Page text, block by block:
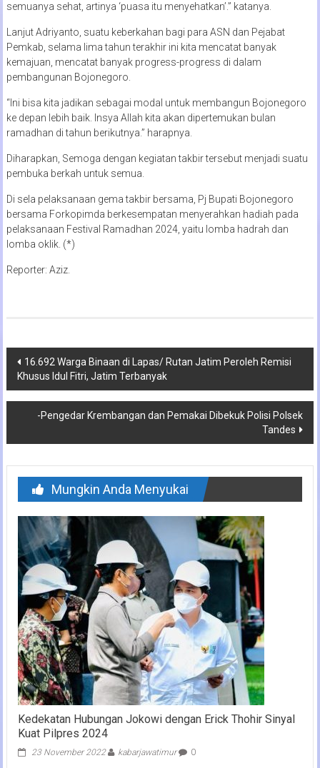
semuanya sehat, artinya ‘puasa itu menyehatkan’.” katanya.
Lanjut Adriyanto, suatu keberkahan bagi para ASN dan Pejabat
Pemkab, selama lima tahun terakhir ini kita mencatat banyak
kemajuan, mencatat banyak progress-progress di dalam
pembangunan Bojonegoro.
“Ini bisa kita jadikan sebagai modal untuk membangun Bojonegoro
ke depan lebih baik. Insya Allah kita akan dipertemukan bulan
ramadhan di tahun berikutnya.” harapnya.
Diharapkan, Semoga dengan kegiatan takbir tersebut menjadi suatu
pembuka berkah untuk semua.
Di sela pelaksanaan gema takbir bersama, Pj Bupati Bojonegoro
bersama Forkopimda berkesempatan menyerahkan hadiah pada
pelaksanaan Festival Ramadhan 2024, yaitu lomba hadrah dan
lomba oklik. (*)
Reporter: Aziz.
Navigasi
pos
16.692 Warga Binaan di Lapas/ Rutan Jatim Peroleh Remisi
Khusus Idul Fitri, Jatim Terbanyak
-Pengedar Krembangan dan Pemakai Dibekuk Polisi Polsek
Tandes
Mungkin Anda Menyukai
Kedekatan Hubungan Jokowi dengan Erick Thohir Sinyal
Kuat Pilpres 2024
23 November 2022 kabarjawatimur 0